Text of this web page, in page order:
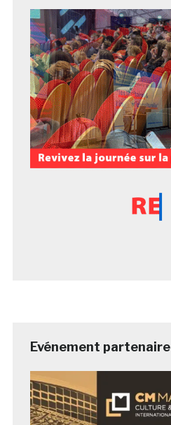
Evénement partenaire